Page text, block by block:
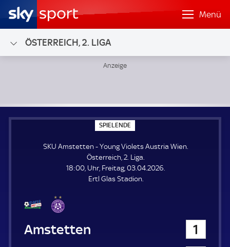
Menü
ÖSTERREICH, 2. LIGA
SPIELENDE
P
E
L
E
N
D
E
SKU Amstetten - Young Violets Austria Wien.
Österreich, 2. Liga.
18:00, Uhr, Freitag, 03.04.2026.
Ertl Glas Stadion.
SKU Amstetten
1